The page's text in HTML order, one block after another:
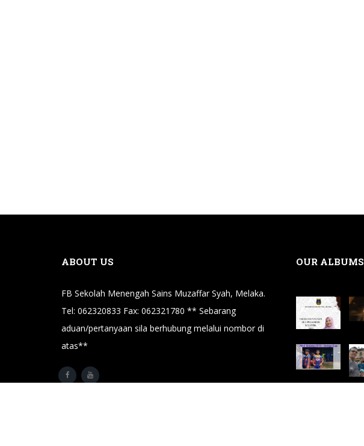
ABOUT US
FB Sekolah Menengah Sains Muzaffar Syah, Melaka.
Tel: 062320833 Fax: 062321780 ** Sebarang
aduan/pertanyaan sila berhubung melalui nombor di
atas**
OUR ALBUMS